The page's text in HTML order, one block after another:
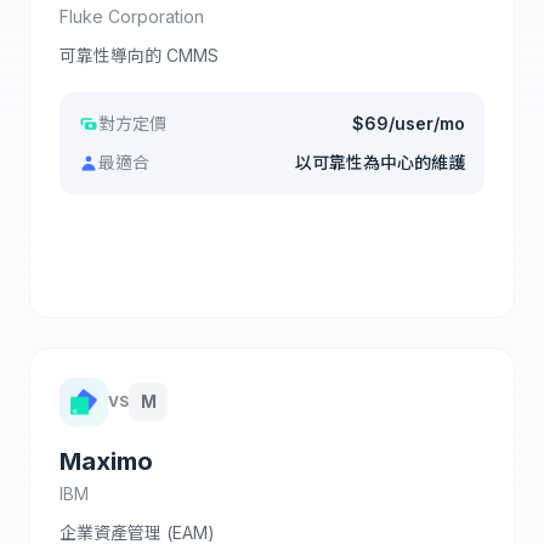
Fluke Corporation
可靠性導向的 CMMS
對方定價
$69/user/mo
最適合
以可靠性為中心的維護
VS M
Maximo
IBM
企業資產管理 (EAM)